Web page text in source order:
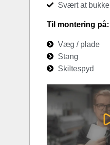
Svært at bukke
Til montering på:
Væg / plade
Stang
Skiltespyd